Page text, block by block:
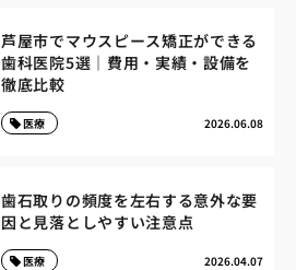
芦屋市でマウスピース矯正ができる
歯科医院5選｜費用・実績・設備を
徹底比較
2026.06.08
医療
歯石取りの頻度を左右する意外な要
因と見落としやすい注意点
2026.04.07
医療